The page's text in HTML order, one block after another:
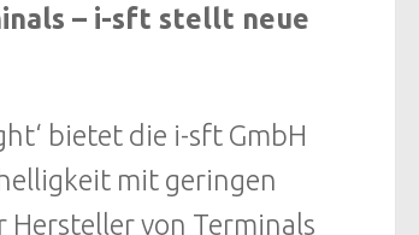
– i-sft stellt neue
bietet die i-sft GmbH
mit geringen
von Terminals